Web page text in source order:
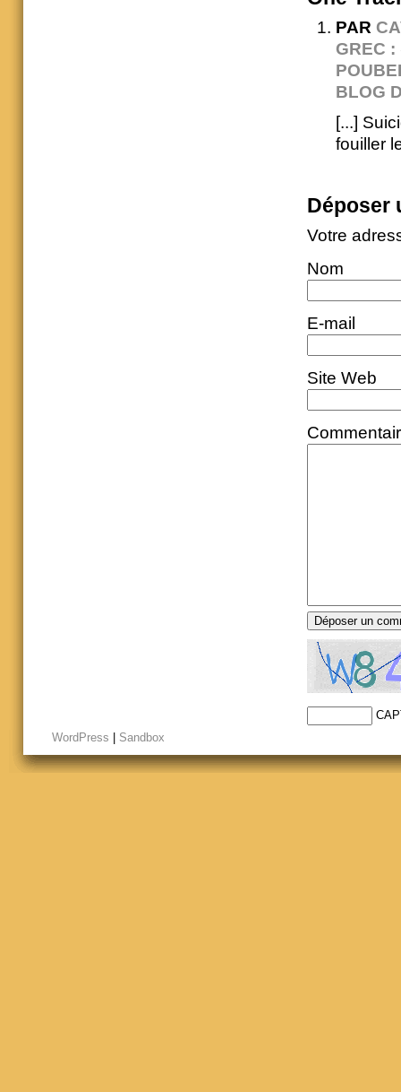
PAR
GREC :
BLOG
[...]
fouiller
Déposer
Votre
Nom
E-mail
Site Web
WordPress
Sandbox